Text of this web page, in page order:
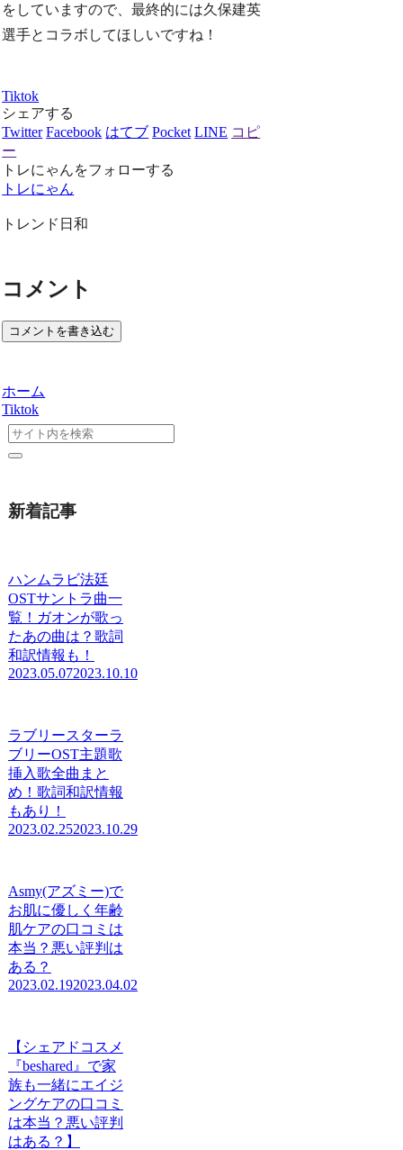
をしていますので、最終的には久保建英
選手とコラボしてほしいですね！
Tiktok
シェアする
Twitter Facebook はてブ Pocket LINE コピ
ー
トレにゃんをフォローする
トレにゃん
トレンド日和
コメント
コメントを書き込む
ホーム
Tiktok
新着記事
ハンムラビ法廷
OSTサントラ曲一
覧！ガオンが歌っ
たあの曲は？歌詞
和訳情報も！
2023.05.072023.10.10
ラブリースターラ
ブリーOST主題歌
挿入歌全曲まと
め！歌詞和訳情報
もあり！
2023.02.252023.10.29
Asmy(アズミー)で
お肌に優しく年齢
肌ケアの口コミは
本当？悪い評判は
ある？
2023.02.192023.04.02
【シェアドコスメ
『beshared』で家
族も一緒にエイジ
ングケアの口コミ
は本当？悪い評判
はある？】